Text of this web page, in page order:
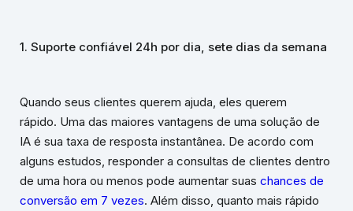
1. Suporte confiável 24h por dia, sete dias da semana
Quando seus clientes querem ajuda, eles querem
rápido. Uma das maiores vantagens de uma solução de
IA é sua taxa de resposta instantânea. De acordo com
alguns estudos, responder a consultas de clientes dentro
de uma hora ou menos pode aumentar suas chances de
conversão em 7 vezes. Além disso, quanto mais rápido